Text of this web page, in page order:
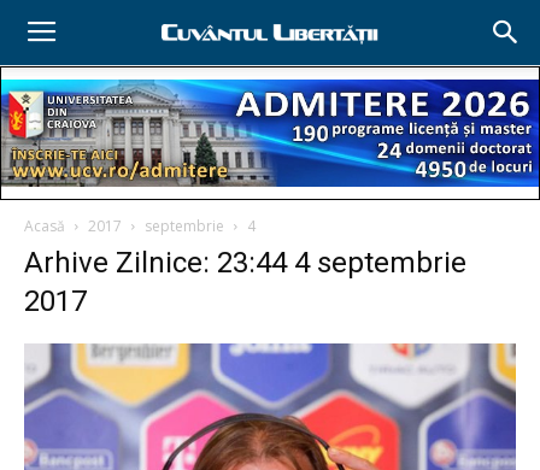
Acasă 2017 septembrie 4
Arhive Zilnice: 23:44 4 septembrie
2017